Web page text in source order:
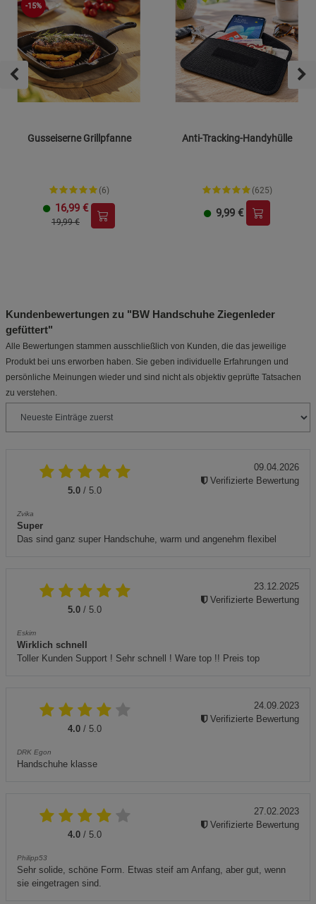
-15%
Gusseiserne Grillpfanne
(6)
16,99 €
19,99 €
Anti-Tracking-Handyhülle
(625)
9,99 €
Kundenbewertungen zu "BW Handschuhe Ziegenleder
gefüttert"
Alle Bewertungen stammen ausschließlich von Kunden, die das jeweilige
Produkt bei uns erworben haben. Sie geben individuelle Erfahrungen und
persönliche Meinungen wieder und sind nicht als objektiv geprüfte Tatsachen
zu verstehen.
5.0 / 5.0
Zvika
Super
Das sind ganz super Handschuhe, warm und angenehm flexibel
09.04.2026
Verifizierte Bewertung
5.0 / 5.0
Eskim
Wirklich schnell
Toller Kunden Support ! Sehr schnell ! Ware top !! Preis top
23.12.2025
Verifizierte Bewertung
4.0 / 5.0
DRK Egon
Handschuhe klasse
24.09.2023
Verifizierte Bewertung
4.0 / 5.0
Philipp53
Sehr solide, schöne Form. Etwas steif am Anfang, aber gut, wenn
sie eingetragen sind.
27.02.2023
Verifizierte Bewertung